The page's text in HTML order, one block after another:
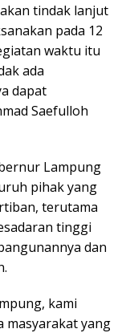
tindak lanjut
pada 12
waktu itu
ada
dapat
Saefulloh
Lampung
pihak yang
terutama
tinggi
dan
kami
masyarakat yang